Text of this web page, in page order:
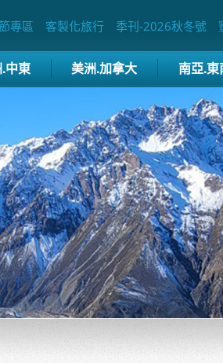
專區 客製化旅行 季刊-2026秋冬號
中東 美洲.加拿大 南亞.東